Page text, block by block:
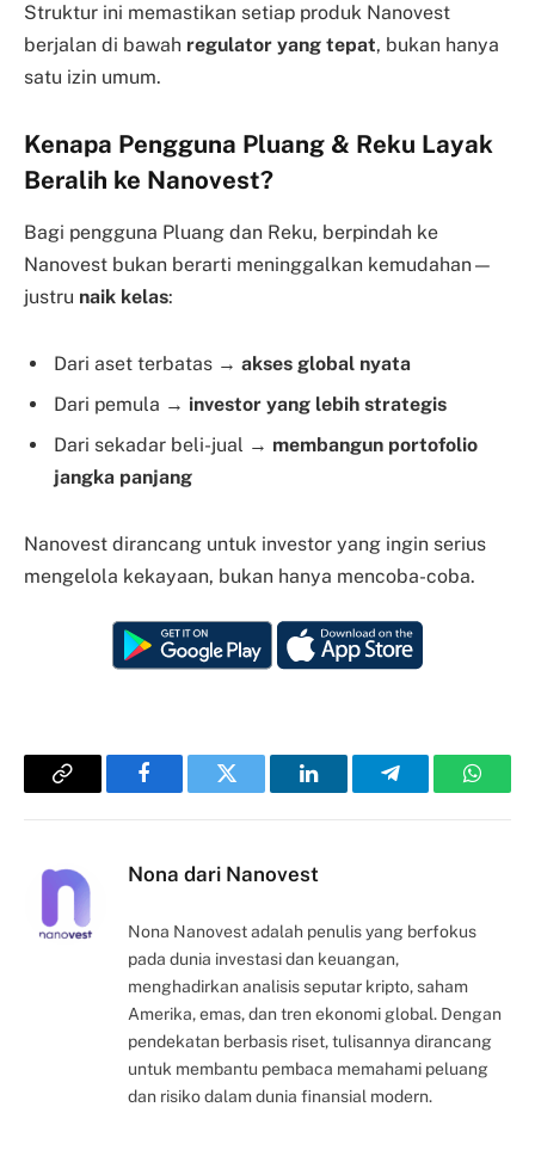
Struktur ini memastikan setiap produk Nanovest
berjalan di bawah regulator yang tepat, bukan hanya
satu izin umum.
Kenapa Pengguna Pluang & Reku Layak
Beralih ke Nanovest?
Bagi pengguna Pluang dan Reku, berpindah ke
Nanovest bukan berarti meninggalkan kemudahan—
justru naik kelas:
Dari aset terbatas → akses global nyata
Dari pemula → investor yang lebih strategis
Dari sekadar beli-jual → membangun portofolio
jangka panjang
Nanovest dirancang untuk investor yang ingin serius
mengelola kekayaan, bukan hanya mencoba-coba.
Copy
FacebookTwitter LinkedInTelegram
Nona dari Nanovest
Nona Nanovest adalah penulis yang berfokus
pada dunia investasi dan keuangan,
menghadirkan analisis seputar kripto, saham
Amerika, emas, dan tren ekonomi global. Dengan
pendekatan berbasis riset, tulisannya dirancang
untuk membantu pembaca memahami peluang
dan risiko dalam dunia finansial modern.